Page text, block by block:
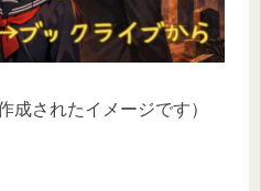
成されたイメージです）